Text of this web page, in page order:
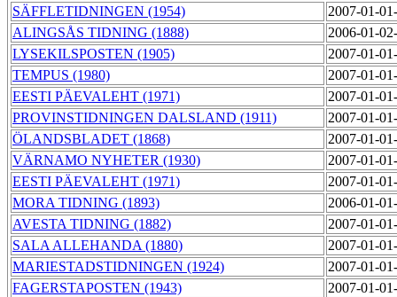
SÄFFLETIDNINGEN (1954)
2007-01-
ALINGSÅS TIDNING (1888)
2006-01-
LYSEKILSPOSTEN (1905)
2007-01-
TEMPUS (1980)
2007-01-
EESTI PÄEVALEHT (1971)
2007-01-
PROVINSTIDNINGEN DALSLAND (1911)
2007-01-
ÖLANDSBLADET (1868)
2007-01-
VÄRNAMO NYHETER (1930)
2007-01-
EESTI PÄEVALEHT (1971)
2007-01-
MORA TIDNING (1893)
2006-01-
AVESTA TIDNING (1882)
2007-01-
SALA ALLEHANDA (1880)
2007-01-
MARIESTADSTIDNINGEN (1924)
2007-01-
FAGERSTAPOSTEN (1943)
2007-01-